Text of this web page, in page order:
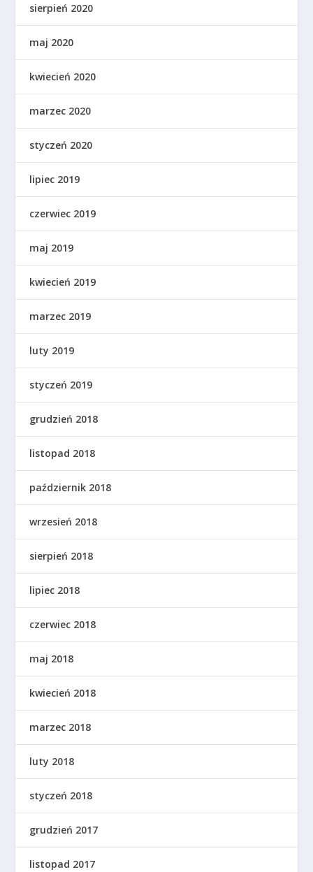
sierpień 2020
maj 2020
kwiecień 2020
marzec 2020
styczeń 2020
lipiec 2019
czerwiec 2019
maj 2019
kwiecień 2019
marzec 2019
luty 2019
styczeń 2019
grudzień 2018
listopad 2018
październik 2018
wrzesień 2018
sierpień 2018
lipiec 2018
czerwiec 2018
maj 2018
kwiecień 2018
marzec 2018
luty 2018
styczeń 2018
grudzień 2017
listopad 2017